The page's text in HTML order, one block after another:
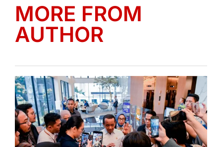
MORE FROM
AUTHOR